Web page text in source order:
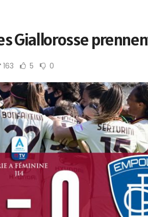
Giallorosse
163 5 0